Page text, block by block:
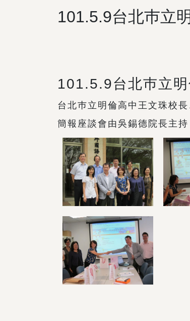
101.5.9台北巿立
101.5.9台北巿立
台北巿立明倫高中王文珠校
簡報座談會由吳錫德院長主